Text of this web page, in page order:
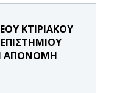
ΚΤΙΡΙΑΚΟΥ
ΑΠΟΝΟΜΗ